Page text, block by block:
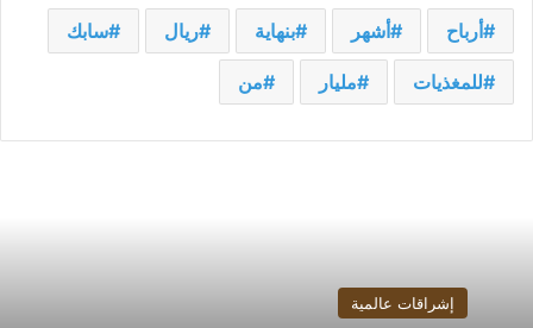
أرباح أشهر بنهاية ريال سابك
للمغذيات مليار من
إشراقات عالمية